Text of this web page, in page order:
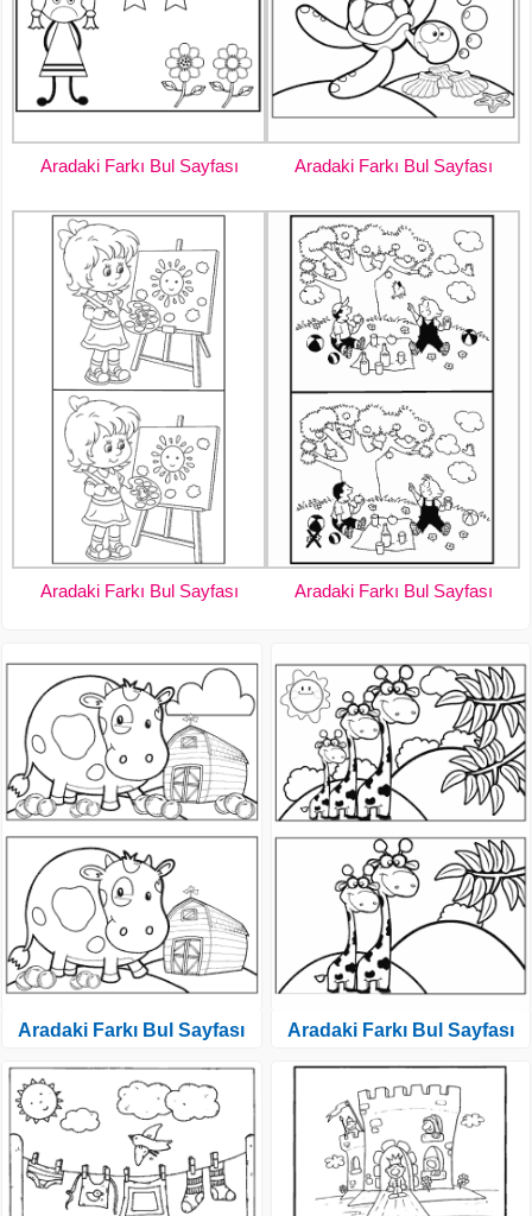
Aradaki Farkı Bul Sayfası Aradaki Farkı Bul Sayfası
Aradaki Farkı Bul Sayfası Aradaki Farkı Bul Sayfası
Aradaki Farkı Bul Sayfası Aradaki Farkı Bul Sayfası